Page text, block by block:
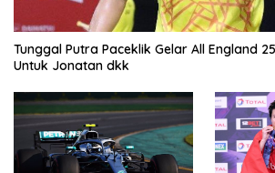
Tunggal Putra Paceklik Gelar All England
Untuk Jonatan dkk